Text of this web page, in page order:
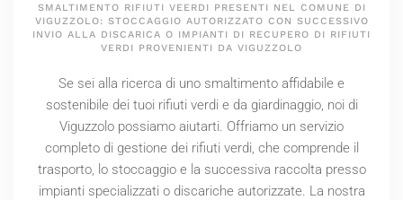
SMALTIMENTO RIFIUTI VEERDI PRESENTI NEL COMUNE DI
VIGUZZOLO: STOCCAGGIO AUTORIZZATO CON SUCCESSIVO
INVIO ALLA DISCARICA O IMPIANTI DI RECUPERO DI RIFIUTI
VERDI PROVENIENTI DA VIGUZZOLO
Se sei alla ricerca di uno smaltimento affidabile e
sostenibile dei tuoi rifiuti verdi e da giardinaggio, noi di
Viguzzolo possiamo aiutarti. Offriamo un servizio
completo di gestione dei rifiuti verdi, che comprende il
trasporto, lo stoccaggio e la successiva raccolta presso
impianti specializzati o discariche autorizzate. La nostra